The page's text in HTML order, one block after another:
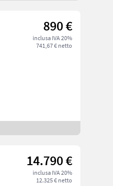
890 €
inclusa IVA 20%
741,67 € netto
14.790 €
inclusa IVA 20%
12.325 € netto